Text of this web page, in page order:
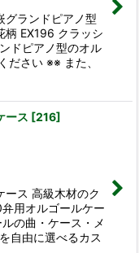
グランドピアノ型
柄 EX196 クラッシ
ドピアノ型のオル
ださい ※※ また、
ース [216]
ス 高級木材のク
用オルゴールケー
の曲・ケース・メ
自由に選べるカス